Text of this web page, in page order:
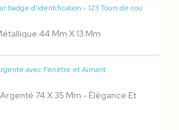
44 Mm X 13 Mm
74 X 35 Mm - Élégance Et